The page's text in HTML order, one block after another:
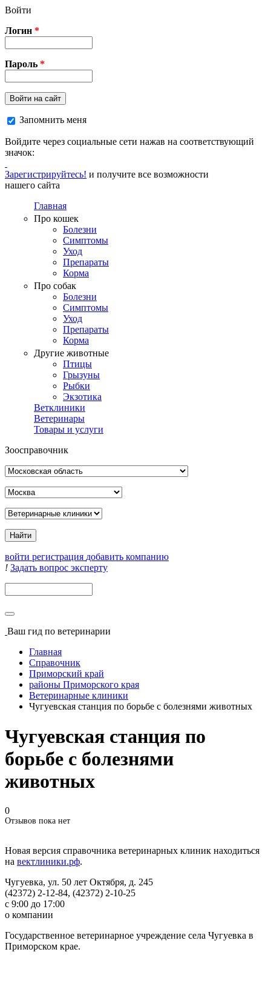
Перейти к основному содержанию
Войти
Логин *
Пароль *
Войти на сайт
Запомнить меня
Войдите через социальные сети нажав на соответствующий
значок:
Зарегистрируйтесь! и получите все возможности
нашего сайта
Главная
Про кошек
Болезни
Симптомы
Уход
Препараты
Корма
Про собак
Болезни
Симптомы
Уход
Препараты
Корма
Другие животные
Птицы
Грызуны
Рыбки
Экзотика
Ветклиники
Ветеринары
Товары и услуги
Зоосправочник
войти регистрация добавить компанию
! Задать вопрос эксперту
Ваш гид по ветеринарии
Главная
Справочник
Приморский край
районы Приморского края
Ветеринарные клиники
Чугуевская станция по борьбе с болезнями животных
Чугуевская станция по
борьбе с болезнями
животных
0
Отзывов пока нет
Новая версия справочника ветеринарных клиник находиться
на вектлиники.рф.
Чугуевка, ул. 50 лет Октября, д. 245
(42372) 2-12-84, (42372) 2-10-25
с 9:00 до 17:00
о компании
Государственное ветеринарное учреждение села Чугуевка в
Приморском крае.